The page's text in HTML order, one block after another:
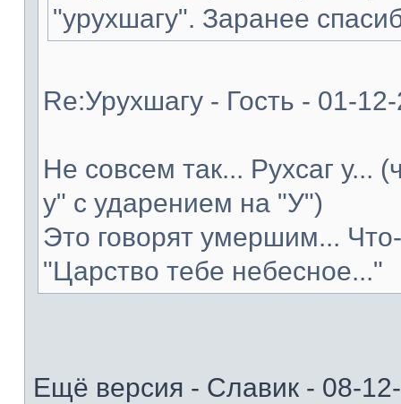
"урухшагу". Заранее
Re:Урухшагу - Гость - 01-
Не совсем так... Рухсаг у...
у" с ударением на "У")
Это говорят умершим...
"Царство тебе небесное..."
Ещё версия - Славик - 08-